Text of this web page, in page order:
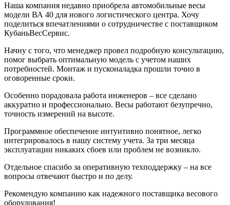
Наша компания недавно приобрела автомобильные весы
модели ВА 40 для нового логистического центра. Хочу
поделиться впечатлениями о сотрудничестве с поставщиком
КубаньВесСервис.
Начну с того, что менеджер провел подробную консультацию,
помог выбрать оптимальную модель с учетом наших
потребностей. Монтаж и пусконаладка прошли точно в
оговоренные сроки.
Особенно порадовала работа инженеров – все сделано
аккуратно и профессионально. Весы работают безупречно,
точность измерений на высоте.
Программное обеспечение интуитивно понятное, легко
интегрировалось в нашу систему учета. За три месяца
эксплуатации никаких сбоев или проблем не возникло.
Отдельное спасибо за оперативную техподдержку – на все
вопросы отвечают быстро и по делу.
Рекомендую компанию как надежного поставщика весового
оборудования!